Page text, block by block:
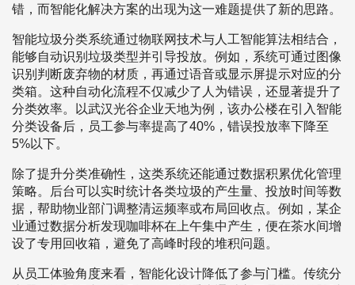
错，而智能化解决方案的出现为这一难题提供了新的思路。
智能垃圾分类系统通过物联网技术与人工智能算法相结合，
能够自动识别垃圾类型并引导投放。例如，系统可通过图像
识别判断废弃物的材质，再通过语音或显示屏提示对应的分
类箱。这种自动化流程不仅减少了人为错误，还显著提升了
分类效率。以武汉光谷企业天地为例，该办公楼在引入智能
分类设备后，员工参与率提高了40%，错误投放率下降至
5%以下。
除了提升分类准确性，这类系统还能通过数据积累优化管理
策略。后台可以实时统计各类垃圾的产生量、投放时间等数
据，帮助物业部门调整清运频率或布局回收点。例如，某企
业通过数据分析发现咖啡杯在上午集中产生，便在茶水间增
设了专用回收箱，避免了高峰时段的堆积问题。
从员工体验角度来看，智能化设计降低了参与门槛。传统分